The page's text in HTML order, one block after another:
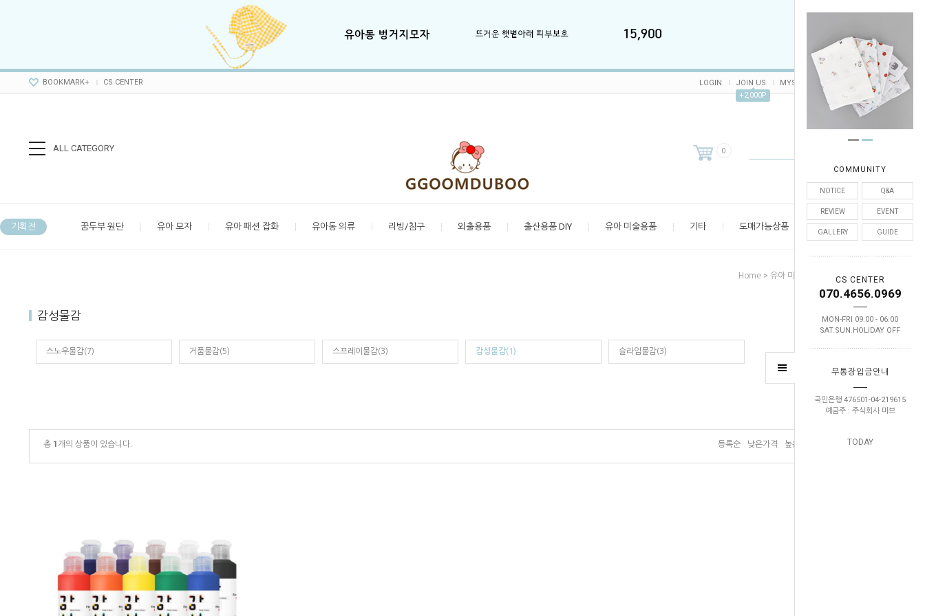
COMMUNITY
NOTICE Q&A
REVIEW EVENT
GALLERY GUIDE
CS CENTER
070.4656.0969
MON-FRI 09:00 - 06:00
SAT.SUN.HOLIDAY OFF
무통장입금안내
국민은행 476501-04-219615
예금주 : 주식회사 마브
TODAY
BOOKMARK+ CS CENTER LOGIN
JOIN US
+2,000P
MYSHOP ORDER
ALL CATEGORY 0
기획전 꿈두부 원단 유아 모자 유아 패션 잡화 유아동 의류 리빙/침구 외출용품 출산용품 DIY 유아 미술용품 기타 도매가능상품 엄마 공간
Home > 유아 미술용품 유아물감>감성물감
감성물감
스노우물감(7) 거품물감(5) 스프레이물감(3) 감성물감(1) 슬라임물감(3)
총 1 개의 상품이 있습니다. 등록순 낮은가격 높은가격 브랜드순 판매순